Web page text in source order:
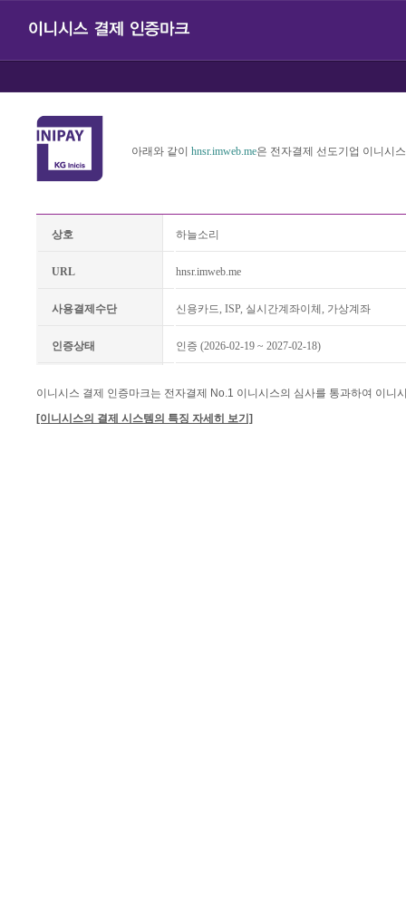
아래와 같이 hnsr.imweb.me은 전자결제 선도기업 이니시
상호 하늘소리
URL hnsr.imweb.me
사용결제수단 신용카드, ISP, 실시간계좌이체, 가상계좌
인증상태 인증 (2026-02-19 ~ 2027-02-18)
이니시스 결제 인증마크는 전자결제 No.1 이니시스의 심사를 통과하여 이니
[이니시스의 결제 시스템의 특징 자세히 보기]